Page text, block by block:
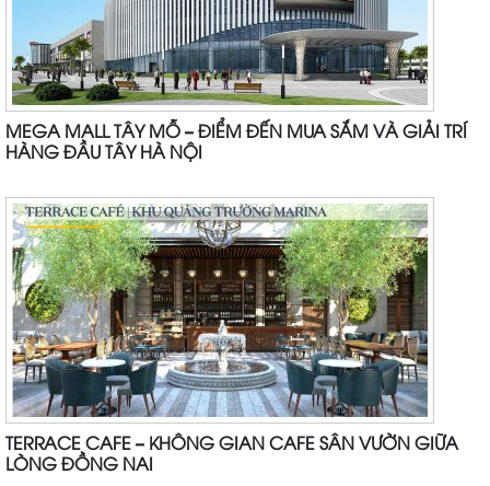
MEGA MALL TÂY MỖ – ĐIỂM ĐẾN MUA SẮM VÀ GIẢI TRÍ
HÀNG ĐẦU TÂY HÀ NỘI
TERRACE CAFE – KHÔNG GIAN CAFE SÂN VƯỜN GIỮA
LÒNG ĐỒNG NAI